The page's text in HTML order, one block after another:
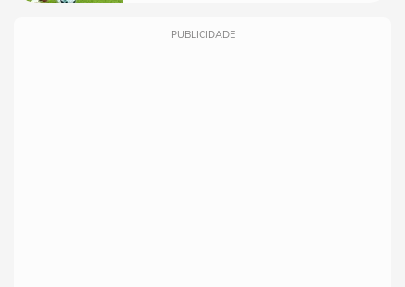
PUBLICIDADE